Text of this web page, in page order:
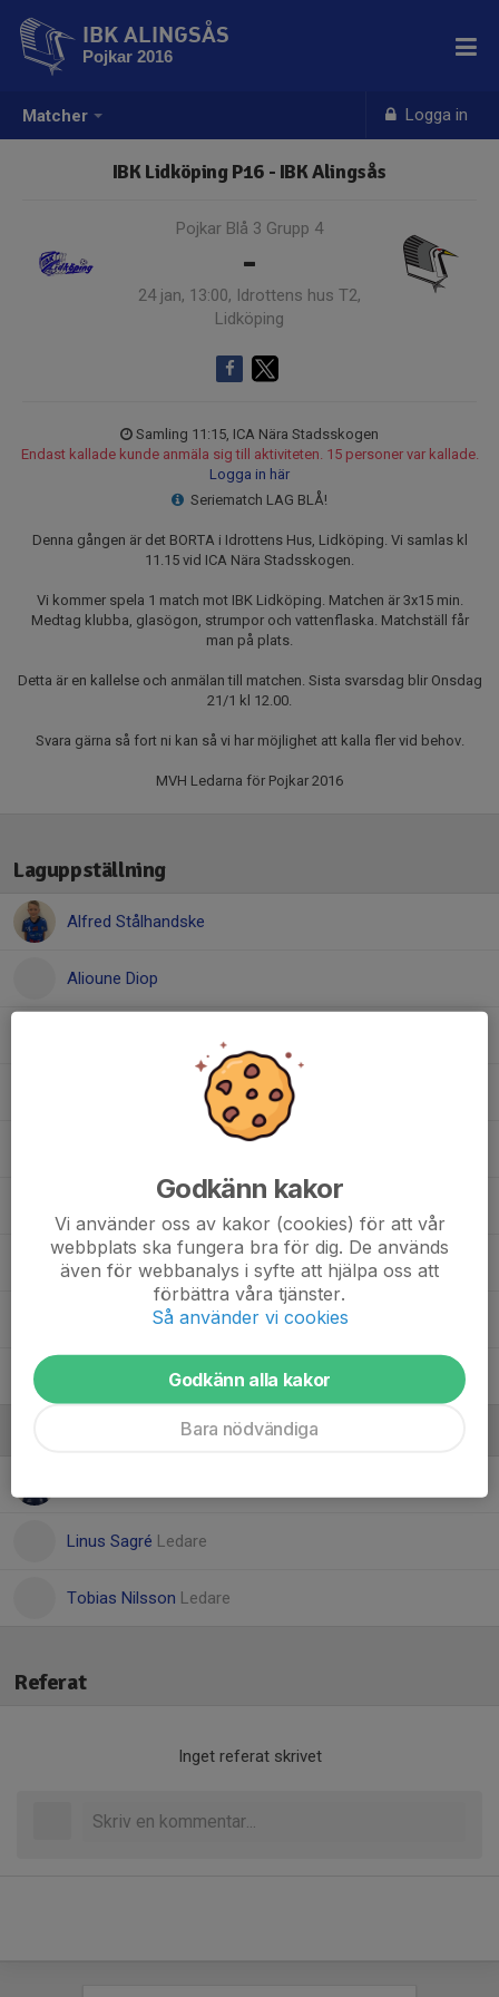
Matcher Logga in
IBK ALINGSÅS
Pojkar 2016
IBK Lidköping P16 - IBK Alingsås
Pojkar Blå 3 Grupp 4
-
24 jan, 13:00, Idrottens hus T2,
Lidköping
Samling 11:15, ICA Nära Stadsskogen
Endast kallade kunde anmäla sig till aktiviteten. 15 personer var kallade.
Logga in här
Seriematch LAG BLÅ!
Denna gången är det BORTA i Idrottens Hus, Lidköping. Vi samlas kl
11.15 vid ICA Nära Stadsskogen.
Vi kommer spela 1 match mot IBK Lidköping. Matchen är 3x15 min.
Medtag klubba, glasögon, strumpor och vattenflaska. Matchställ får
man på plats.
Detta är en kallelse och anmälan till matchen. Sista svarsdag blir Onsdag
21/1 kl 12.00.
Svara gärna så fort ni kan så vi har möjlighet att kalla fler vid behov.
MVH Ledarna för Pojkar 2016
Laguppställning
Alfred Stålhandske
Alioune Diop
Melvin Björklund
Nils Claesson
Linus Sagré Ledare
Tobias Nilsson Ledare
Referat
Inget referat skrivet
Godkänn kakor
Vi använder oss av kakor (cookies) för att vår
webbplats ska fungera bra för dig. De används
även för webbanalys i syfte att hjälpa oss att
förbättra våra tjänster.
Så använder vi cookies
Godkänn alla kakor
Bara nödvändiga